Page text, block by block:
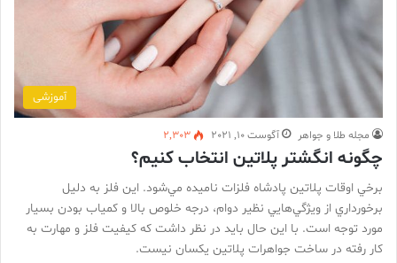
آموزشی
مجله طلا و جواهر آگوست 10, 2021 2,303
چگونه انگشتر پلاتین انتخاب کنیم؟
برخي اوقات پلاتين پادشاه فلزات ناميده مي‌شود. اين فلز به دليل
برخورداري از ويژگي‌هايي نظير دوام، درجه خلوص بالا و كمياب بودن بسيار
مورد توجه است. با اين حال بايد در نظر داشت كه كيفيت فلز و مهارت به
كار رفته در ساخت جواهرات پلاتين يكسان نيست.